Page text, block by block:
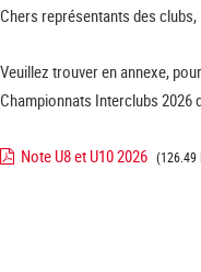
Chers représentants des clubs,
Veuillez trouver en annexe,
Championnats Interclubs 2026
Note U8 et U10 2026 (126.49